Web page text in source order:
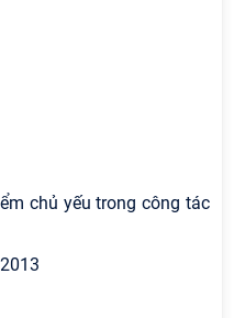
chủ yếu trong công tác